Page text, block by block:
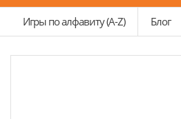
Игры по алфавиту (A-Z)
Блог